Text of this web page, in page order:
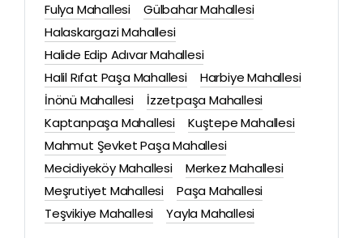
Fulya Mahallesi
Gülbahar Mahallesi
Halaskargazi Mahallesi
Halide Edip Adıvar Mahallesi
Halil Rıfat Paşa Mahallesi
Harbiye Mahallesi
İnönü Mahallesi
İzzetpaşa Mahallesi
Kaptanpaşa Mahallesi
Kuştepe Mahallesi
Mahmut Şevket Paşa Mahallesi
Mecidiyeköy Mahallesi
Merkez Mahallesi
Meşrutiyet Mahallesi
Paşa Mahallesi
Teşvikiye Mahallesi
Yayla Mahallesi